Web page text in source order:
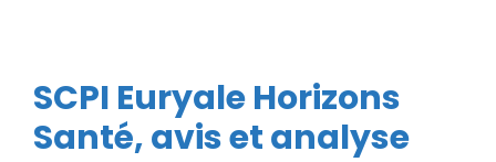
SCPI Euryale Horizons
Santé, avis et analyse